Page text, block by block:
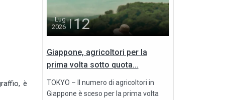
è
Lug
2026
12
Giappone, agricoltori per la
prima volta sotto quota...
TOKYO – Il numero di agricoltori in
Giappone è sceso per la prima volta